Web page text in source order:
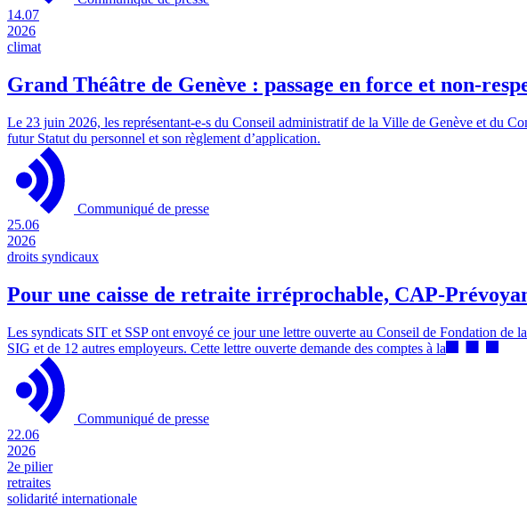
14.07
2026
climat
Grand Théâtre de Genève : passage en force et non-
Le 23 juin 2026, les représentant-e-s du Conseil administratif de la Ville de Genève et du
futur Statut du personnel et son règlement d’application.
Communiqué de presse
25.06
2026
droits syndicaux
Pour une caisse de retraite irréprochable, CAP-
Les syndicats SIT et SSP ont envoyé ce jour une lettre ouverte au Conseil de Fondation de
SIG et de 12 autres employeurs. Cette lettre ouverte demande des comptes à la
Communiqué de presse
22.06
2026
2e pilier
retraites
solidarité internationale